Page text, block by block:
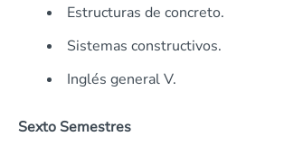
Estructuras de concreto.
Sistemas constructivos.
Inglés general V.
Sexto Semestres